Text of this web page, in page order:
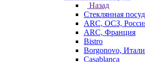
Назад
Стеклянная
ARC, ОСЗ,
ARC, Франция
Bistro
Borgonovo,
Casablanca